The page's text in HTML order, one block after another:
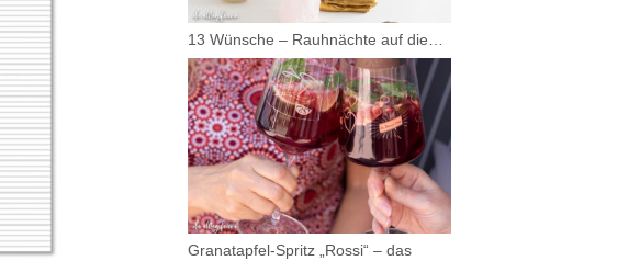
13 Wünsche – Rauhnächte auf die…
Granatapfel-Spritz „Rossi“ – das